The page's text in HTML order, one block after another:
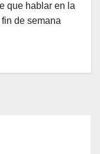
que hablar en la
de semana